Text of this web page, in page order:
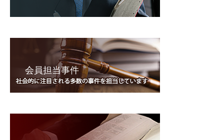
会員担当事件